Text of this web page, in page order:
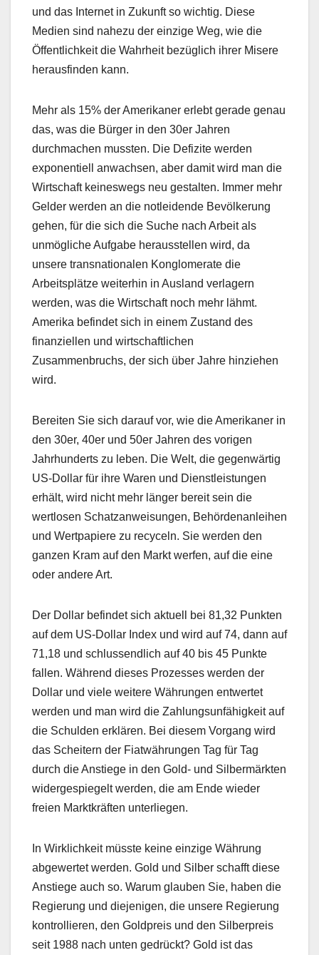
und das Internet in Zukunft so wichtig. Diese
Medien sind nahezu der einzige Weg, wie die
Öffentlichkeit die Wahrheit bezüglich ihrer Misere
herausfinden kann.
Mehr als 15% der Amerikaner erlebt gerade genau
das, was die Bürger in den 30er Jahren
durchmachen mussten. Die Defizite werden
exponentiell anwachsen, aber damit wird man die
Wirtschaft keineswegs neu gestalten. Immer mehr
Gelder werden an die notleidende Bevölkerung
gehen, für die sich die Suche nach Arbeit als
unmögliche Aufgabe herausstellen wird, da
unsere transnationalen Konglomerate die
Arbeitsplätze weiterhin in Ausland verlagern
werden, was die Wirtschaft noch mehr lähmt.
Amerika befindet sich in einem Zustand des
finanziellen und wirtschaftlichen
Zusammenbruchs, der sich über Jahre hinziehen
wird.
Bereiten Sie sich darauf vor, wie die Amerikaner in
den 30er, 40er und 50er Jahren des vorigen
Jahrhunderts zu leben. Die Welt, die gegenwärtig
US-Dollar für ihre Waren und Dienstleistungen
erhält, wird nicht mehr länger bereit sein die
wertlosen Schatzanweisungen, Behördenanleihen
und Wertpapiere zu recyceln. Sie werden den
ganzen Kram auf den Markt werfen, auf die eine
oder andere Art.
Der Dollar befindet sich aktuell bei 81,32 Punkten
auf dem US-Dollar Index und wird auf 74, dann auf
71,18 und schlussendlich auf 40 bis 45 Punkte
fallen. Während dieses Prozesses werden der
Dollar und viele weitere Währungen entwertet
werden und man wird die Zahlungsunfähigkeit auf
die Schulden erklären. Bei diesem Vorgang wird
das Scheitern der Fiatwährungen Tag für Tag
durch die Anstiege in den Gold- und Silbermärkten
widergespiegelt werden, die am Ende wieder
freien Marktkräften unterliegen.
In Wirklichkeit müsste keine einzige Währung
abgewertet werden. Gold und Silber schafft diese
Anstiege auch so. Warum glauben Sie, haben die
Regierung und diejenigen, die unsere Regierung
kontrollieren, den Goldpreis und den Silberpreis
seit 1988 nach unten gedrückt? Gold ist das